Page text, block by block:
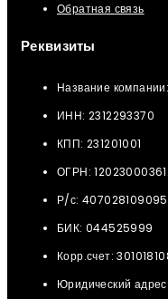
Обратная связь
Реквизиты
Название
ИНН: 2312293370
КПП: 231201001
ОГРН:
Р/с:
БИК: 044525999
Корр.счет:
Юридический